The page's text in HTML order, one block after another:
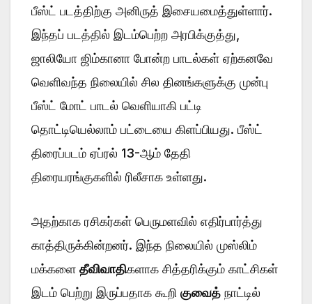
பீஸ்ட் படத்திற்கு அனிருத் இசையமைத்துள்ளார்.
இந்தப் படத்தில் இடம்பெற்ற அரபிக்குத்து,
ஜாலியோ ஜிம்கானா போன்ற பாடல்கள் ஏற்கனவே
வெளிவந்த நிலையில் சில தினங்களுக்கு முன்பு
பீஸ்ட் மோட் பாடல் வெளியாகி பட்டி
தொட்டியெல்லாம் பட்டையை கிளப்பியது. பீஸ்ட்
திரைப்படம் ஏப்ரல் 13-ஆம் தேதி
திரையரங்குகளில் ரிலீசாக உள்ளது.
அதற்காக ரசிகர்கள் பெருமளவில் எதிர்பார்த்து
காத்திருக்கின்றனர். இந்த நிலையில் முஸ்லிம்
மக்களை தீவிவாதிகளாக சித்தரிக்கும் காட்சிகள்
இடம் பெற்று இருப்பதாக கூறி குவைத் நாட்டில்